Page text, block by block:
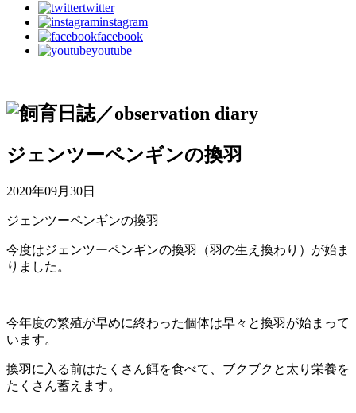
twitter
instagram
facebook
youtube
ジェンツーペンギンの換羽
2020年09月30日
ジェンツーペンギンの換羽
今度はジェンツーペンギンの換羽（羽の生え換わり）が始ま
りました。
今年度の繁殖が早めに終わった個体は早々と換羽が始まって
います。
換羽に入る前はたくさん餌を食べて、ブクブクと太り栄養を
たくさん蓄えます。